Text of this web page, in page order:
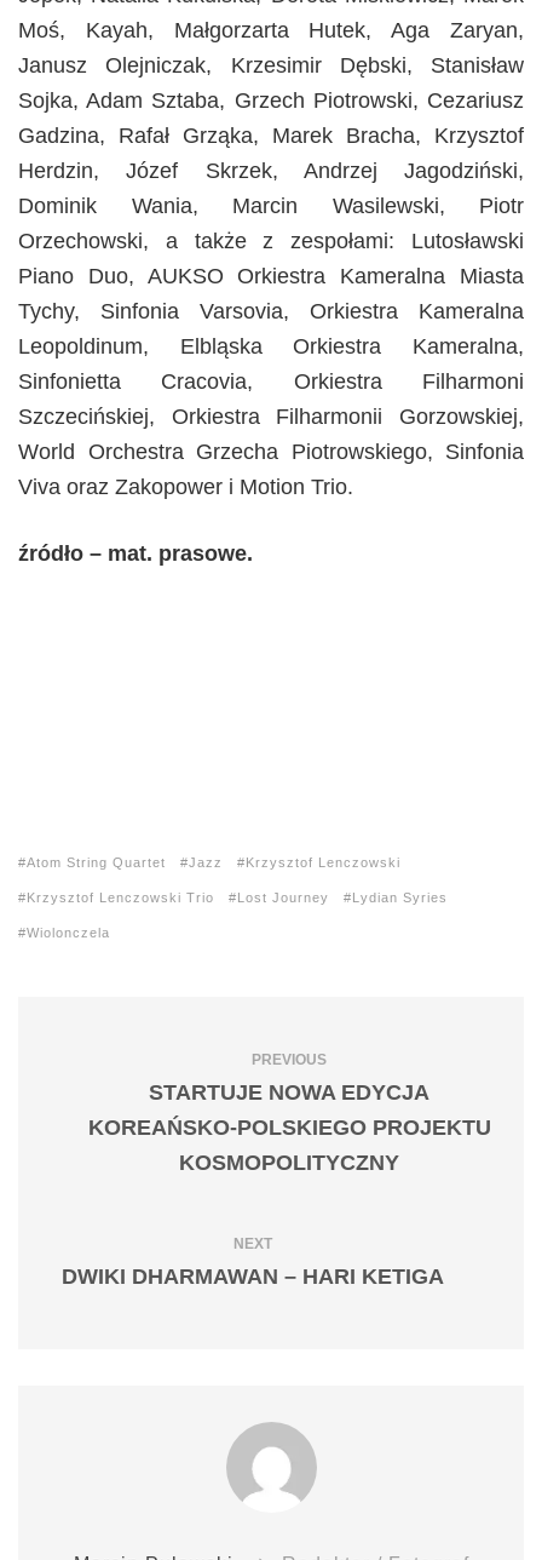
Moś, Kayah, Małgorzarta Hutek, Aga Zaryan,
Janusz Olejniczak, Krzesimir Dębski, Stanisław
Sojka, Adam Sztaba, Grzech Piotrowski, Cezariusz
Gadzina, Rafał Grząka, Marek Bracha, Krzysztof
Herdzin, Józef Skrzek, Andrzej Jagodziński,
Dominik Wania, Marcin Wasilewski, Piotr
Orzechowski, a także z zespołami: Lutosławski
Piano Duo, AUKSO Orkiestra Kameralna Miasta
Tychy, Sinfonia Varsovia, Orkiestra Kameralna
Leopoldinum, Elbląska Orkiestra Kameralna,
Sinfonietta Cracovia, Orkiestra Filharmoni
Szczecińskiej, Orkiestra Filharmonii Gorzowskiej,
World Orchestra Grzecha Piotrowskiego, Sinfonia
Viva oraz Zakopower i Motion Trio.
źródło – mat. prasowe.
Atom String Quartet Jazz Krzysztof Lenczowski
Krzysztof Lenczowski Trio Lost Journey Lydian Syries
Wiolonczela
PREVIOUS
STARTUJE NOWA EDYCJA
KOREAŃSKO-POLSKIEGO PROJEKTU
KOSMOPOLITYCZNY
NEXT
DWIKI DHARMAWAN – HARI KETIGA